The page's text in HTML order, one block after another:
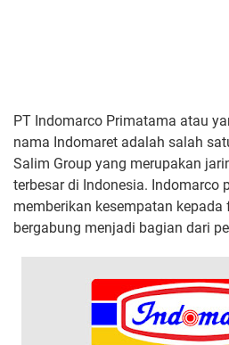
PT Indomarco Primatama atau
nama Indomaret adalah salah
Salim Group yang merupakan
terbesar di Indonesia. Indomarco
memberikan kesempatan
bergabung menjadi bagian dari